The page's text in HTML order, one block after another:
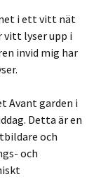
i ett vitt nät
vitt lyser upp i
invid mig har
Avant garden i
Detta är en
och
och